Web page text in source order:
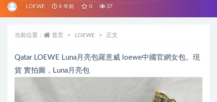
LOEWE 4 年前 0 37
当前位置： 首页 LOEWE 正文
Qatar LOEWE Luna月亮包羅意威 loewe中國官網女包。現
貨 實拍圖，Luna月亮包